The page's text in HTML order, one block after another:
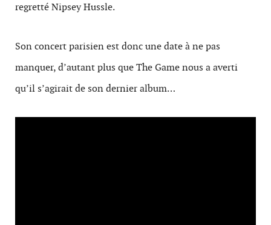
regretté Nipsey Hussle.
Son concert parisien est donc une date à ne pas
manquer, d’autant plus que The Game nous a averti
qu’il s’agirait de son dernier album…